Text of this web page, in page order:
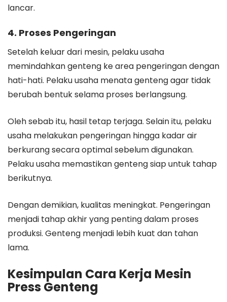
lancar.
4. Proses Pengeringan
Setelah keluar dari mesin, pelaku usaha
memindahkan genteng ke area pengeringan dengan
hati-hati. Pelaku usaha menata genteng agar tidak
berubah bentuk selama proses berlangsung.
Oleh sebab itu, hasil tetap terjaga. Selain itu, pelaku
usaha melakukan pengeringan hingga kadar air
berkurang secara optimal sebelum digunakan.
Pelaku usaha memastikan genteng siap untuk tahap
berikutnya.
Dengan demikian, kualitas meningkat. Pengeringan
menjadi tahap akhir yang penting dalam proses
produksi. Genteng menjadi lebih kuat dan tahan
lama.
Kesimpulan Cara Kerja Mesin
Press Genteng